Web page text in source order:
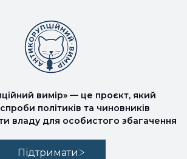
вимір» — це проєкт, який
політиків та чиновників
владу для особистого збагачення
Підтримати